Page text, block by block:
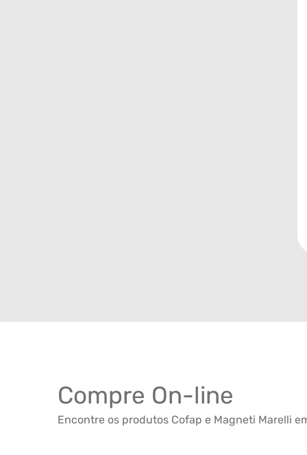
Compre On-line
Encontre os produtos Cofap e Magneti Marelli